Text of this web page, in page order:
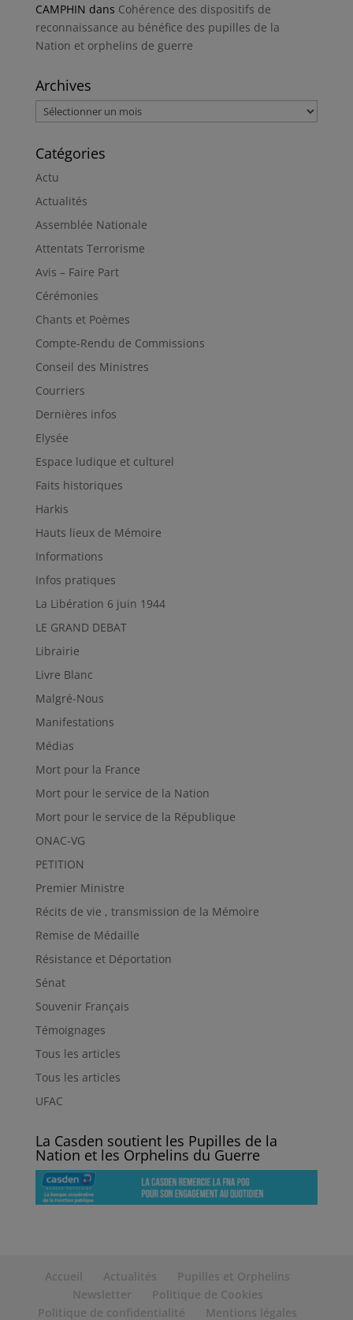
CAMPHIN dans Cohérence des dispositifs de
reconnaissance au bénéfice des pupilles de la
Nation et orphelins de guerre
Archives
Archives
Catégories
Actu
Actualités
Assemblée Nationale
Attentats Terrorisme
Avis – Faire Part
Cérémonies
Chants et Poèmes
Compte-Rendu de Commissions
Conseil des Ministres
Courriers
Dernières infos
Elysée
Espace ludique et culturel
Faits historiques
Harkis
Hauts lieux de Mémoire
Informations
Infos pratiques
La Libération 6 juin 1944
LE GRAND DEBAT
Librairie
Livre Blanc
Malgré-Nous
Manifestations
Médias
Mort pour la France
Mort pour le service de la Nation
Mort pour le service de la République
ONAC-VG
PETITION
Premier Ministre
Récits de vie , transmission de la Mémoire
Remise de Médaille
Résistance et Déportation
Sénat
Souvenir Français
Témoignages
Tous les articles
Tous les articles
UFAC
La Casden soutient les Pupilles de la
Nation et les Orphelins du Guerre
Accueil Actualités
Pupilles et Orphelins
Newsletter
Politique de Cookies
Politique de confidentialité
Mentions légales